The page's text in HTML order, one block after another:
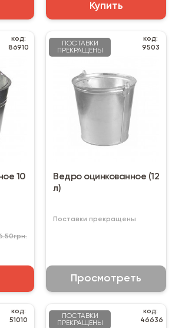
Купить
код:
86910
10
ПОСТАВКИ
ПРЕКРАЩЕНЫ
код:
9503
Ведро оцинкованное (12
л)
Поставки прекращены
Просмотреть
код:
51010
ПОСТАВКИ
ПРЕКРАЩЕНЫ
код:
46636